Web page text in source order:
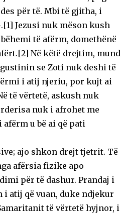
për të. Mbi të gjitha, i
Jezusi nuk mëson kush
të afërm, domethënë
Në këtë drejtim, mund
se Zoti nuk deshi të
i atij njeriu, por kujt ai
të vërtetë, askush nuk
nuk i afrohet me
u bë ai që pati
ajo shkon drejt tjetrit. Të
afërsia fizike apo
për të dashur. Prandaj i
atij që vuan, duke ndjekur
të vërtetë hyjnor, i